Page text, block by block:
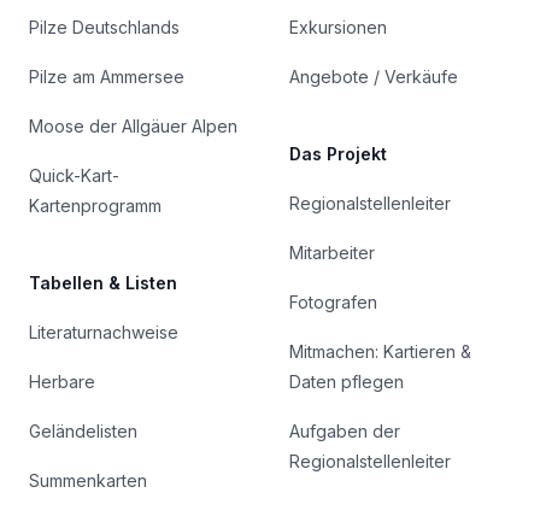
Pilze Deutschlands
Pilze am Ammersee
Moose der Allgäuer Alpen
Quick-Kart-
Kartenprogramm
Tabellen & Listen
Literaturnachweise
Herbare
Geländelisten
Summenkarten
Exkursionen
Angebote / Verkäufe
Das Projekt
Regionalstellenleiter
Mitarbeiter
Fotografen
Mitmachen: Kartieren &
Daten pflegen
Aufgaben der
Regionalstellenleiter